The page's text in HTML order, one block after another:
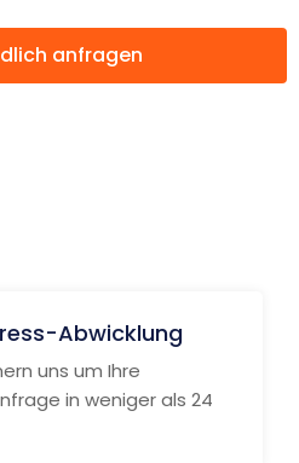
anfragen
Abwicklung
uns um Ihre
in weniger als 24